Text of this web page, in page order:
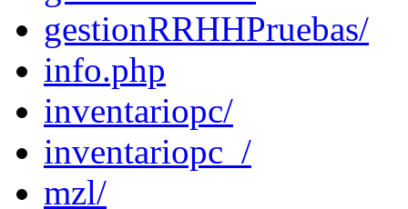
gestionRRHHPruebas/
info.php
inventariopc/
inventariopc_/
mzl/